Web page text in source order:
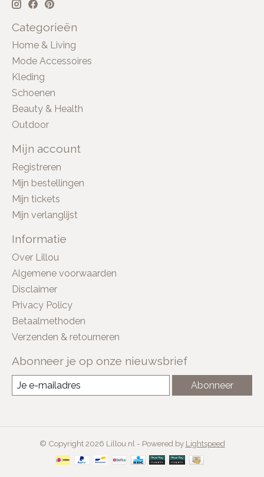
Categorieën
Home & Living
Mode Accessoires
Kleding
Schoenen
Beauty & Health
Outdoor
Mijn account
Registreren
Mijn bestellingen
Mijn tickets
Mijn verlanglijst
Informatie
Over Lillou
Algemene voorwaarden
Disclaimer
Privacy Policy
Betaalmethoden
Verzenden & retourneren
Abonneer je op onze nieuwsbrief
Abonneer
© Copyright 2026 Lillou.nl - Powered by Lightspeed